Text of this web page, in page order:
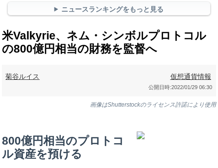
ニュースランキングをもっと見る
米Valkyrie、ネム・シンボルプロトコル
の800億円相当の財務を監督へ
菊谷ルイス 仮想通貨情報
公開日時:2022/01/29 06:30
画像はShutterstockのライセンス許諾により使用
800億円相当のプロトコ
ル資産を預ける